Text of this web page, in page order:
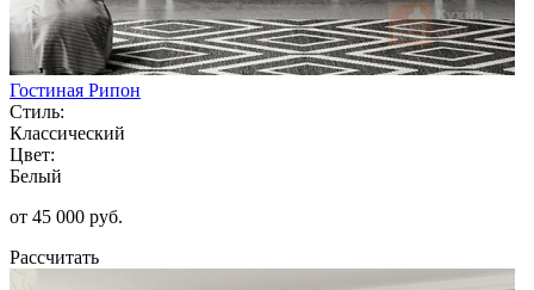
Гостиная Рипон
Стиль:
Классический
Цвет:
Белый
от 45 000 руб.
Рассчитать